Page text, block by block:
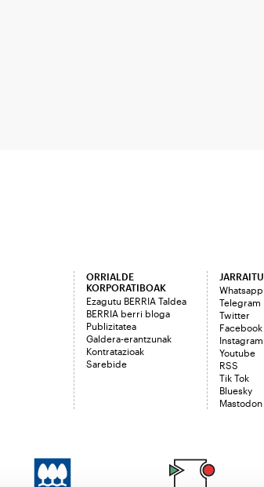
ORRIALDE
KORPORATIBOAK
Ezagutu BERRIA Taldea
BERRIA berri bloga
Publizitatea
Galdera-erantzunak
Kontratazioak
Sarebide
JARRAITU
Whatsapp
Telegram
Twitter
Facebook
Instagram
Youtube
RSS
Tik Tok
Bluesky
Mastodon